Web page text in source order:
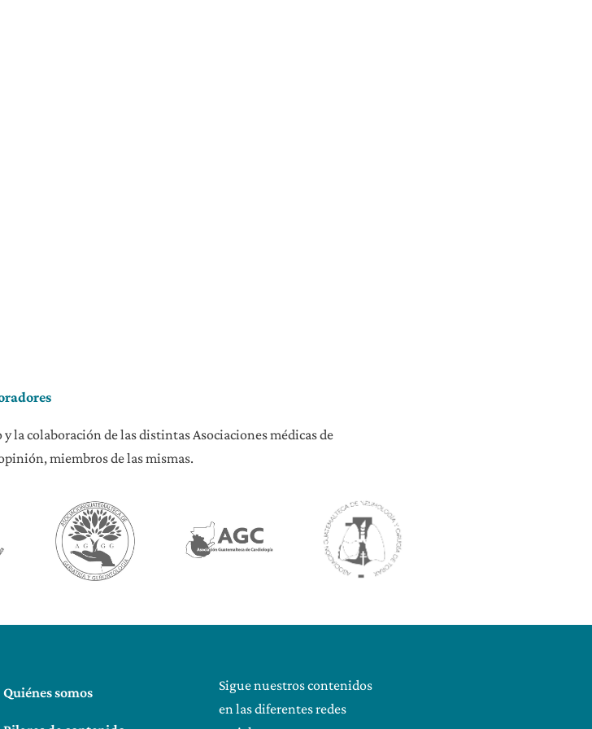
la colaboración de las distintas Asociaciones médicas de
miembros de las mismas.
Quiénes somos
Sigue nuestros contenidos
en las diferentes redes